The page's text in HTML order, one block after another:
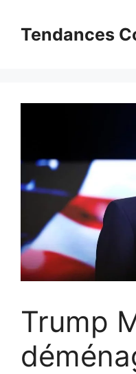
contenuTendances
Trump